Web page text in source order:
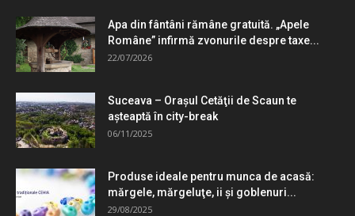
Apa din fântâni rămâne gratuită. „Apele
Române” infirmă zvonurile despre taxe...
22/07/2026
Suceava – Oraşul Cetăţii de Scaun te
aşteaptă în city-break
06/11/2025
Produse ideale pentru munca de acasă:
mărgele, mărgeluţe, ii şi goblenuri...
29/08/2025